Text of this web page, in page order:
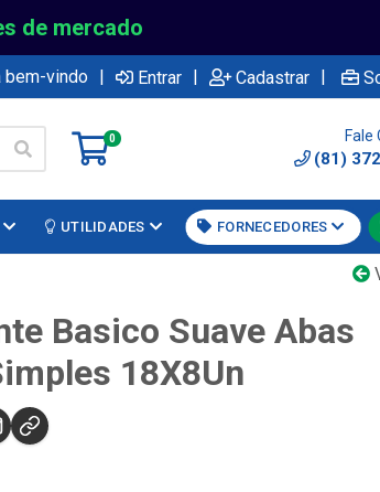
de mercado
bem-vindo | Entrar | Cadastrar |
0 Fale
(81)
UTILIDADES FORNECEDORES
Basico Suave Abas
18X8Un